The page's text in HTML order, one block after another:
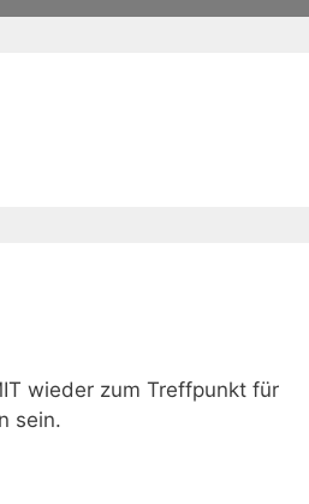
wieder zum Treffpunkt für
sein.